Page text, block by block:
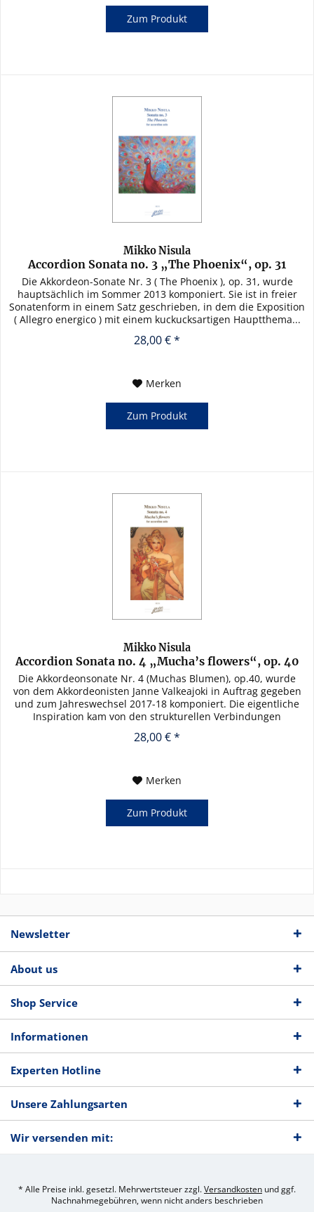
Zum Produkt
Mikko Nisula
Accordion Sonata no. 3 „The Phoenix“, op. 31
Die Akkordeon-Sonate Nr. 3 ( The Phoenix ), op. 31, wurde
hauptsächlich im Sommer 2013 komponiert. Sie ist in freier
Sonatenform in einem Satz geschrieben, in dem die Exposition
( Allegro energico ) mit einem kuckucksartigen Hauptthema...
28,00 € *
Merken
Zum Produkt
Mikko Nisula
Accordion Sonata no. 4 „Mucha’s flowers“, op. 40
Die Akkordeonsonate Nr. 4 (Muchas Blumen), op.40, wurde
von dem Akkordeonisten Janne Valkeajoki in Auftrag gegeben
und zum Jahreswechsel 2017-18 komponiert. Die eigentliche
Inspiration kam von den strukturellen Verbindungen
28,00 € *
Merken
Zum Produkt
Newsletter
About us
Shop Service
Informationen
Experten Hotline
Unsere Zahlungsarten
Wir versenden mit:
* Alle Preise inkl. gesetzl. Mehrwertsteuer zzgl.Versandkosten und ggf.
Nachnahmegebühren, wenn nicht anders beschrieben